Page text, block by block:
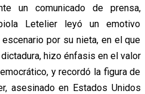
un comunicado de prensa,
Letelier leyó un emotivo
por su nieta, en el que
hizo énfasis en el valor
y recordó la figura de
asesinado en Estados Unidos